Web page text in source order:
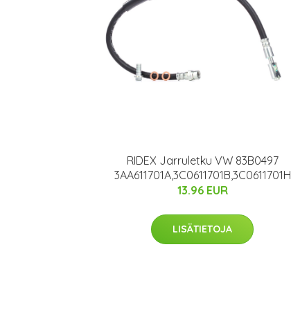
RIDEX Jarruletku VW 83B0497
3AA611701A,3C0611701B,3C0611701H
13.96 EUR
LISÄTIETOJA